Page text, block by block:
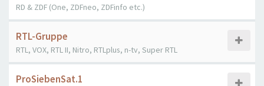
RD & ZDF (One, ZDFneo, ZDFinfo etc.)
RTL-Gruppe
RTL, VOX, RTL II, Nitro, RTLplus, n-tv, Super RTL
ProSiebenSat.1